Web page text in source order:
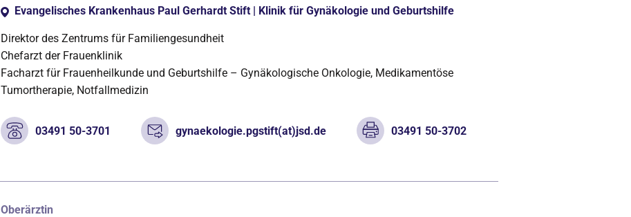
Evangelisches Krankenhaus Paul Gerhardt Stift | Klinik für Gynäkologie und Geburtshilfe
Direktor des Zentrums für Familiengesundheit
Chefarzt der Frauenklinik
Facharzt für Frauenheilkunde und Geburtshilfe – Gynäkologische Onkologie, Medikamentöse
Tumortherapie, Notfallmedizin
03491 50-3701 gynaekologie.pgstift(at)jsd.de 03491 50-3702
Oberärztin